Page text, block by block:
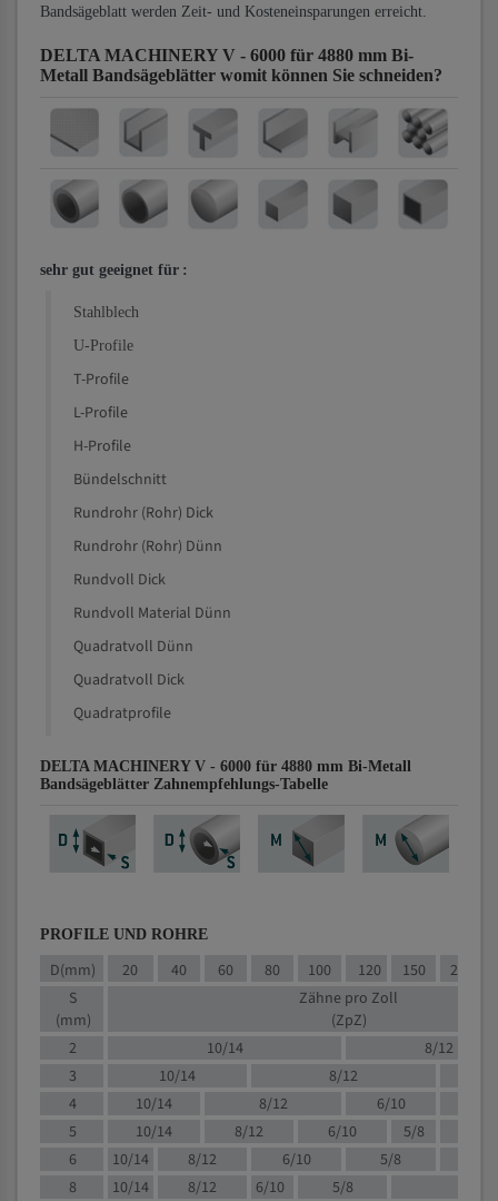
Bandsägeblatt werden Zeit- und Kosteneinsparungen erreicht.
DELTA MACHINERY V - 6000 für 4880 mm Bi-
Metall Bandsägeblätter womit können Sie schneiden?
sehr gut geeignet für :
Stahlblech
U-Profile
T-Profile
L-Profile
H-Profile
Bündelschnitt
Rundrohr (Rohr) Dick
Rundrohr (Rohr) Dünn
Rundvoll Dick
Rundvoll Material Dünn
Quadratvoll Dünn
Quadratvoll Dick
Quadratprofile
DELTA MACHINERY V - 6000 für 4880 mm Bi-Metall
Bandsägeblätter Zahnempfehlungs-Tabelle
PROFILE UND ROHRE
D(mm) 20 40 60 80 100 120 150 200
S
(mm)
Zähne pro Zoll
(ZpZ)
2
10/14
8/12
3
10/14 8/12
4
10/14 8/12 6/10
5
10/14 8/12 6/10
5/8
6
10/14 8/12 6/10
5/8
8
10/14 8/12 6/10 5/8